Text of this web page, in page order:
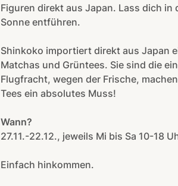
Figuren direkt aus Japan. Lass dich in
Sonne entführen.
Shinkoko importiert direkt aus Japan
Matchas und Grüntees. Sie sind die
Flugfracht, wegen der Frische,
Tees ein absolutes Muss!
Wann?
27.11.-22.12., jeweils Mi bis Sa 10-18
Einfach hinkommen.